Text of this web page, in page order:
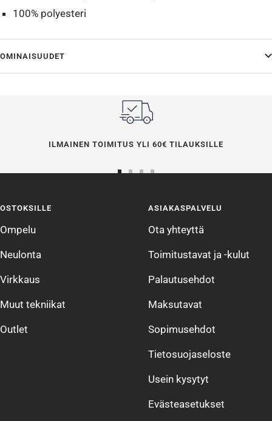
100% polyesteri
OMINAISUUDET
ILMAINEN TOIMITUS YLI 60€ TILAUKSILLE
4
OSTOKSILLE
Ompelu
Neulonta
Virkkaus
Muut tekniikat
Outlet
ASIAKASPALVELU
Ota yhteyttä
Toimitustavat ja -kulut
Palautusehdot
Maksutavat
Sopimusehdot
Tietosuojaseloste
Usein kysytyt
Evästeasetukset